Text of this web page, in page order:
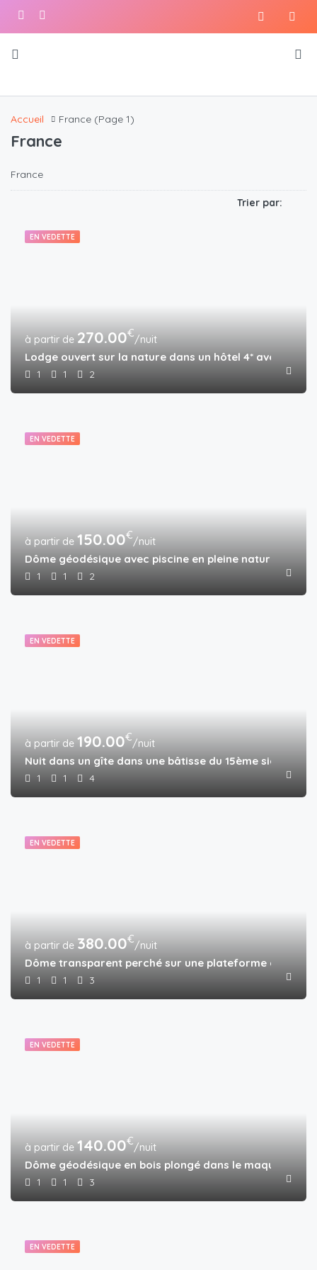
Accueil France (Page 1)
France
France
Trier par:
EN VEDETTE
270.00€/nuit
Lodge ouvert sur la nature dans un hôtel 4* avec
1 1 2
EN VEDETTE
150.00€/nuit
Dôme géodésique avec piscine en pleine nature
1 1 2
EN VEDETTE
190.00€/nuit
Nuit dans un gîte dans une bâtisse du 15ème siècle
1 1 4
EN VEDETTE
380.00€/nuit
Dôme transparent perché sur une plateforme dans la
1 1 3
EN VEDETTE
140.00€/nuit
Dôme géodésique en bois plongé dans le maquis
1 1 3
EN VEDETTE